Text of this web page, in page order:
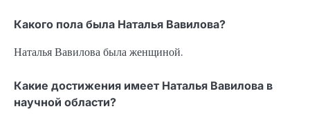
Какого пола была Наталья Вавилова?
Наталья Вавилова была женщиной.
Какие достижения имеет Наталья Вавилова в
научной области?